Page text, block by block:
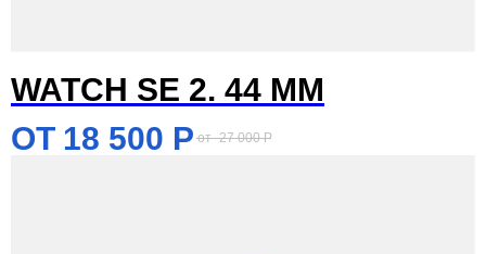
WATCH SE 2. 44 MM
18 500 Р 27 000 Р